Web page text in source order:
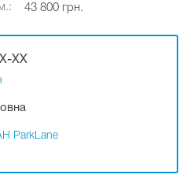
43 800 грн.
XX
ParkLane